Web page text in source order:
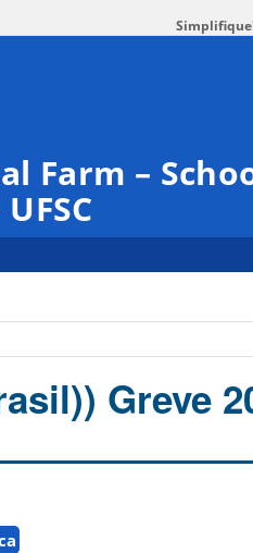
Farm –
Greve